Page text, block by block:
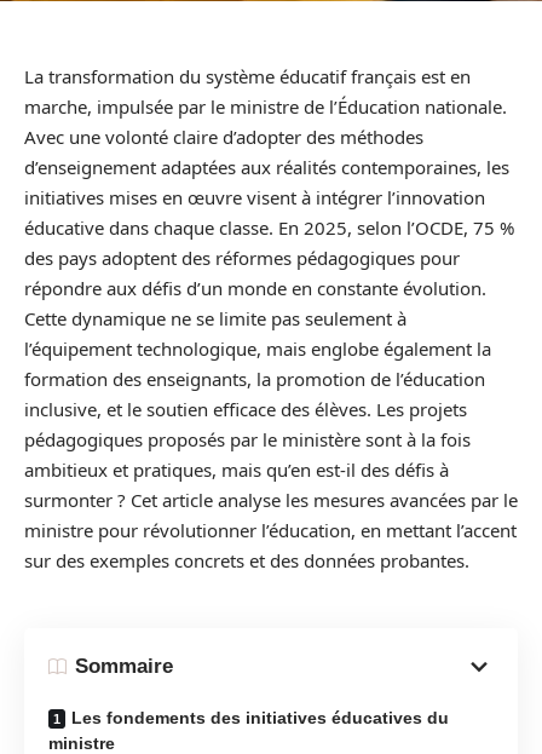
La transformation du système éducatif français est en
marche, impulsée par le ministre de l’Éducation nationale.
Avec une volonté claire d’adopter des méthodes
d’enseignement adaptées aux réalités contemporaines, les
initiatives mises en œuvre visent à intégrer l’innovation
éducative dans chaque classe. En 2025, selon l’OCDE, 75 %
des pays adoptent des réformes pédagogiques pour
répondre aux défis d’un monde en constante évolution.
Cette dynamique ne se limite pas seulement à
l’équipement technologique, mais englobe également la
formation des enseignants, la promotion de l’éducation
inclusive, et le soutien efficace des élèves. Les projets
pédagogiques proposés par le ministère sont à la fois
ambitieux et pratiques, mais qu’en est-il des défis à
surmonter ? Cet article analyse les mesures avancées par le
ministre pour révolutionner l’éducation, en mettant l’accent
sur des exemples concrets et des données probantes.
Sommaire
Les fondements des initiatives éducatives du
ministre